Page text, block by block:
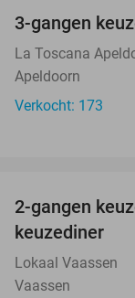
3-gangen
La Toscana
Apeldoorn
Verkocht: 173
2-gangen
keuzediner
Lokaal Vaassen
Vaassen